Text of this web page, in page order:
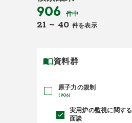
906 件中
21 ~ 40 件を表示
資料群
原子力の規制
(906)
実用炉の監視に関する
面談